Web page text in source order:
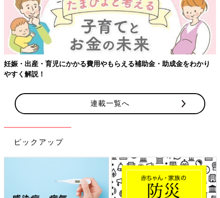
妊娠・出産・育児にかかる費用やもらえる補助金・助成金をわかり
やすく解説！
連載一覧へ
ピックアップ